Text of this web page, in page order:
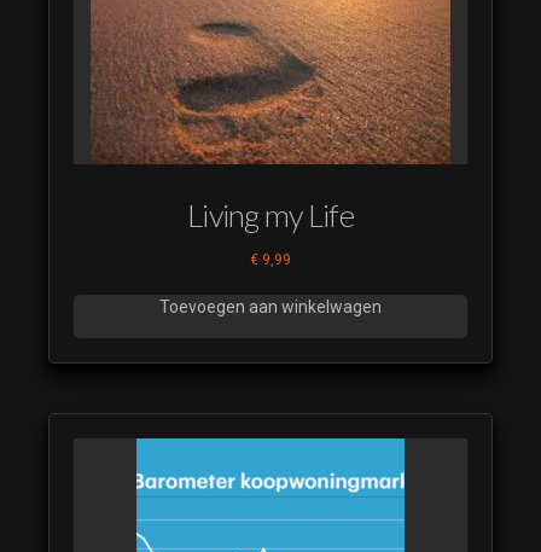
Living my Life
€ 9,99
Toevoegen aan winkelwagen